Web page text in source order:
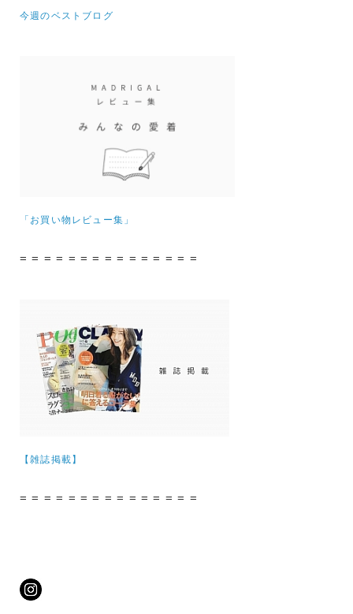
今週のベストブログ
「お買い物レビュー集」
= = = = = = = = = = = = = = =
【雑誌掲載】
= = = = = = = = = = = = = = =